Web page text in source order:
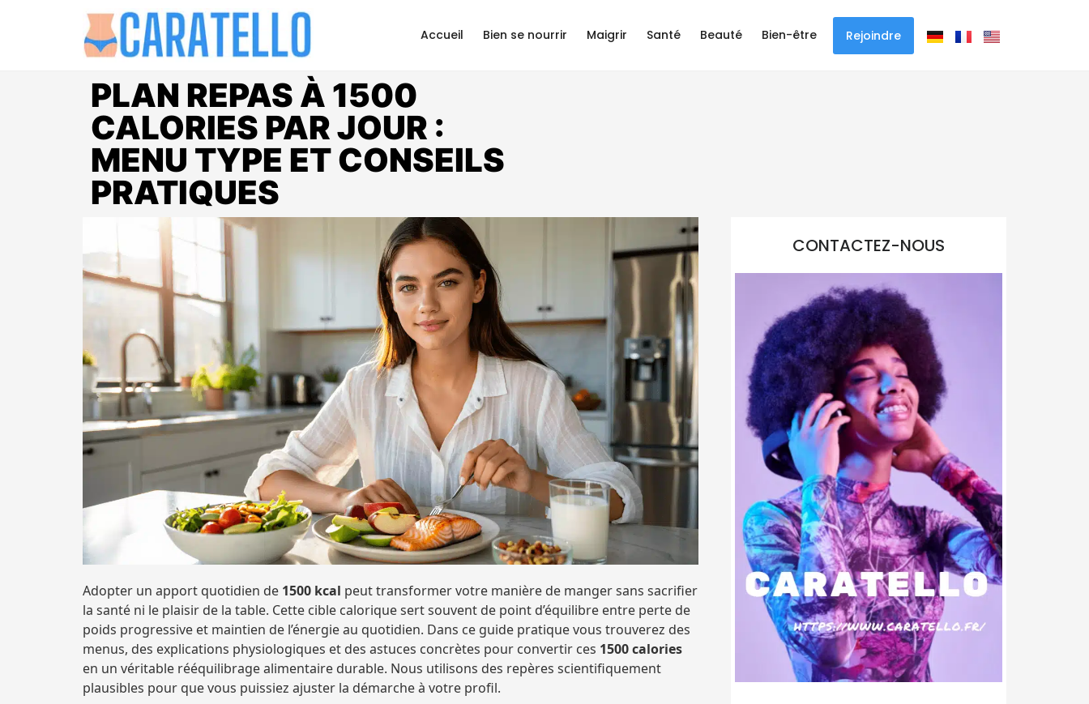
Accueil Bien se nourrir Maigrir Santé Beauté Bien-être Rejoindre
PLAN REPAS À 1500
CALORIES PAR JOUR :
MENU TYPE ET CONSEILS
PRATIQUES
Adopter un apport quotidien de 1500 kcal peut transformer votre manière de manger sans sacrifier
la santé ni le plaisir de la table. Cette cible calorique sert souvent de point d’équilibre entre perte de
poids progressive et maintien de l’énergie au quotidien. Dans ce guide pratique vous trouverez des
menus, des explications physiologiques et des astuces concrètes pour convertir ces 1500 calories
en un véritable rééquilibrage alimentaire durable. Nous utilisons des repères scientifiquement
plausibles pour que vous puissiez ajuster la démarche à votre profil.
CONTACTEZ-NOUS